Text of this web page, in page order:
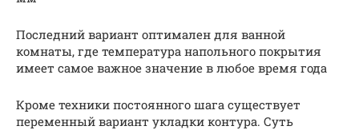
Последний вариант оптимален для ванной
комнаты, где температура напольного покрытия
имеет самое важное значение в любое время года
Кроме техники постоянного шага существует
переменный вариант укладки контура. Суть